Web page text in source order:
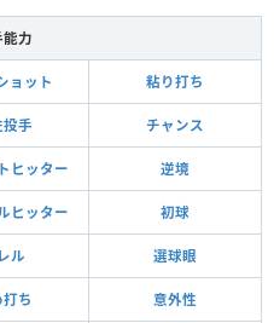
力
ョット 粘り打ち
手 チャンス
ヒッター 逆境
ヒッター 初球
ル 選球眼
ち 意外性